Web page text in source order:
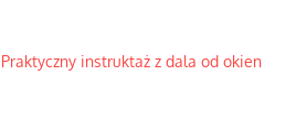
Praktyczny instruktaż z dala od okien